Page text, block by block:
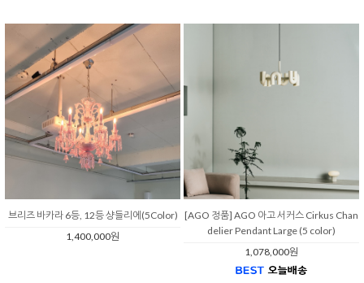
브리즈 바카라 6등, 12등 샹들리에(5Color)
1,400,000원
[AGO 정품] AGO 아고 서커스 Cirkus Chan
delier Pendant Large (5 color)
1,078,000원